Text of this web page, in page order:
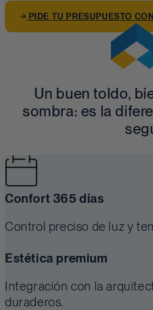
PIDE TU PRESUPUESTO
Un buen toldo,
sombra: es la
Confort 365 días
Control preciso de luz y
Estética premium
Integración con la
duraderos.